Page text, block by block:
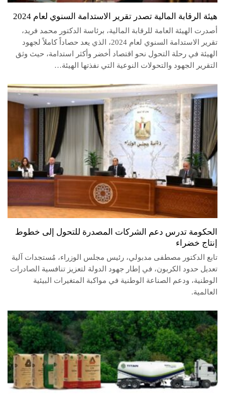
هيئة الرقابة المالية تصدر تقرير الاستدامة السنوي لعام 2024
أصدرت الهيئة العامة للرقابة المالية، برئاسة الدكتور محمد فريد،
تقرير الاستدامة السنوي لعام 2024، الذي يعد حصاداً كاملاً لجهود
الهيئة في رحلة التحول نحو اقتصاد أخضر وأكثر استدامة، حيث وثق
التقرير الجهود والتحولات النوعية التي نفذتها الهيئة…
الحكومة تدرس دعم الشركات المصدرة للتحول إلى خطوط
إنتاج خضراء
تابع الدكتور مصطفى مدبولي، رئيس مجلس الوزراء، مُستجدات آلية
تعديل حدود الكربون، في إطار جهود الدولة لتعزيز تنافسية الصادرات
الوطنية، ودعم الصناعة الوطنية في مواكبة المتغيرات البيئية
العالمية.